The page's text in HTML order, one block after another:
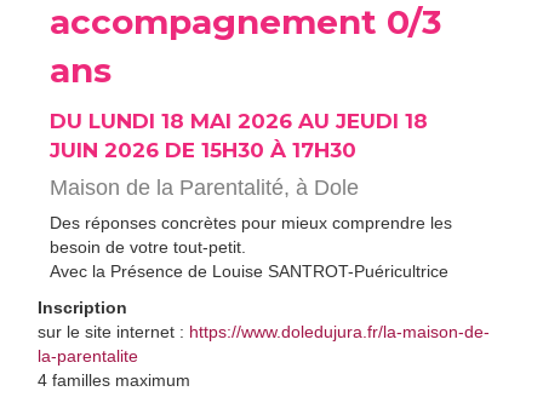
accompagnement 0/3
ans
DU LUNDI 18 MAI 2026 AU JEUDI 18
JUIN 2026 DE 15H30 À 17H30
Maison de la Parentalité, à Dole
Des réponses concrètes pour mieux comprendre les
besoin de votre tout-petit.
Avec la Présence de Louise SANTROT-Puéricultrice
Inscription
sur le site internet : https://www.doledujura.fr/la-maison-de-
la-parentalite
4 familles maximum